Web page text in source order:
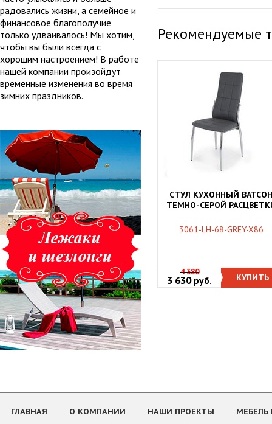
радовались жизни, а семейное и
финансовое благополучие
только удваивалось! Мы хотим,
чтобы вы были всегда с
хорошим настроением! В работе
нашей компании произойдут
временные изменения во время
зимних праздников.
Рекомендуемые
СТУЛ КУХОННЫЙ ВАТСОН
ТЕМНО-СЕРОЙ
3061-LH-68-GREY-X86
4 380
3 630 руб. КУПИТЬ
ГЛАВНАЯ О КОМПАНИИ НАШИ ПРОЕКТЫ